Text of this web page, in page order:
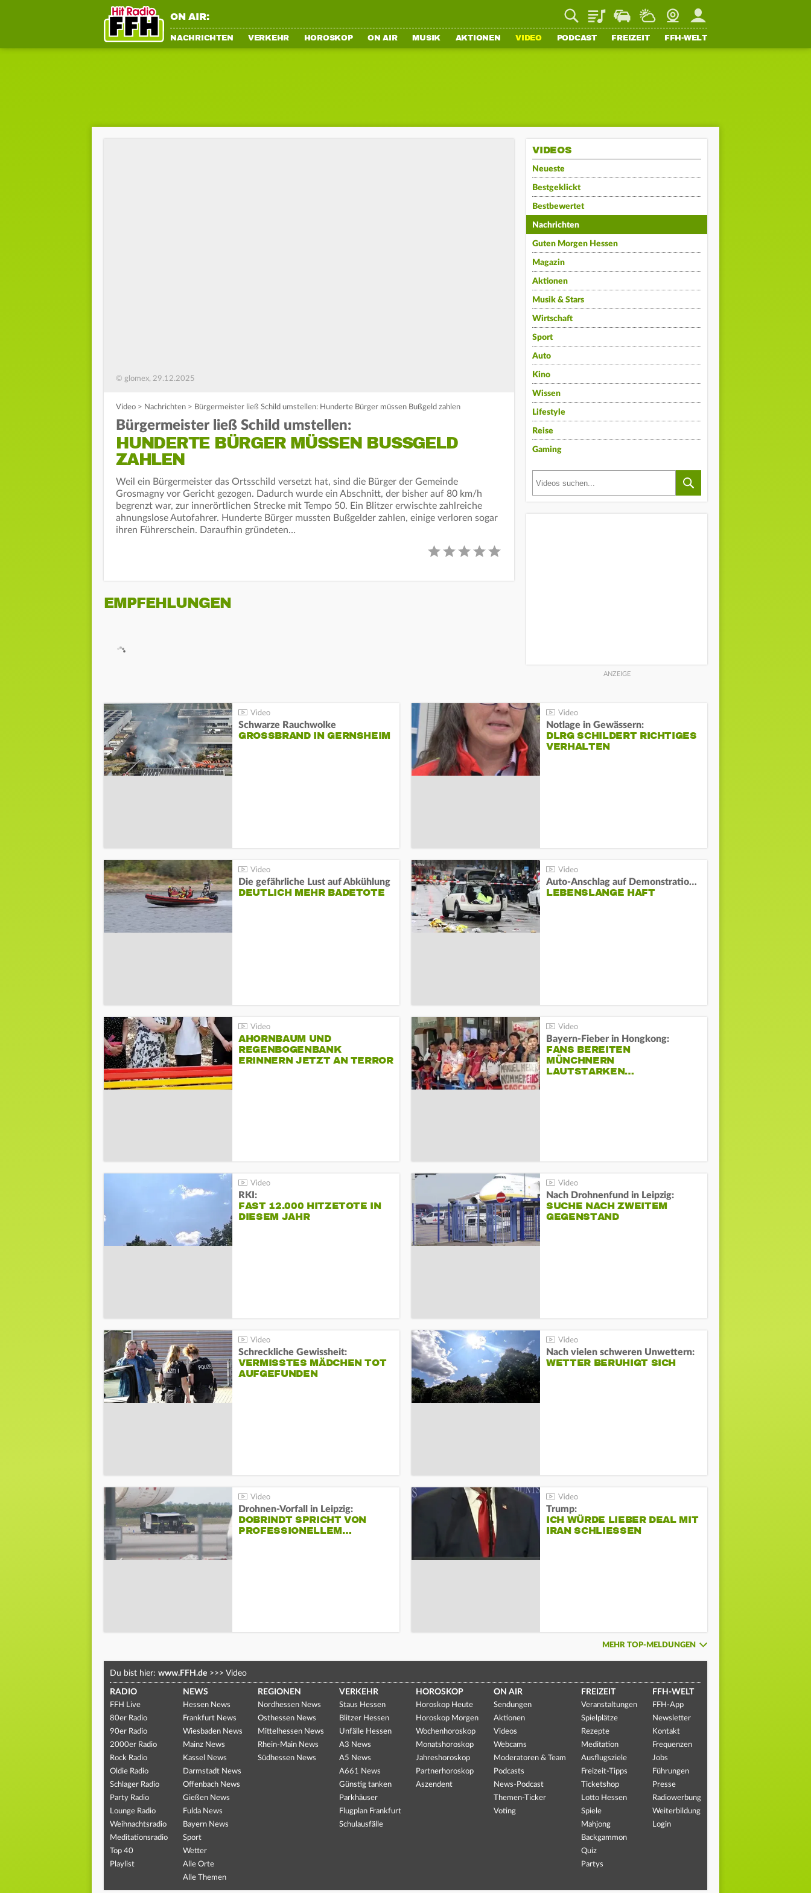
ON AIR: PlaylistStaupilotWetterWebcamMein FFH
NACHRICHTEN VERKEHR HOROSKOP ON AIR MUSIK AKTIONEN VIDEO PODCAST FREIZEIT FFH-WELT
© glomex, 29.12.2025
Video > Nachrichten > Bürgermeister ließ Schild umstellen: Hunderte Bürger müssen Bußgeld zahlen
Bürgermeister ließ Schild umstellen:
HUNDERTE BÜRGER MÜSSEN BUSSGELD Z
AHLEN
Weil ein Bürgermeister das Ortsschild versetzt hat, sind die Bürger der Gemeinde
Grosmagny vor Gericht gezogen. Dadurch wurde ein Abschnitt, der bisher auf 80 km/h
begrenzt war, zur innerörtlichen Strecke mit Tempo 50. Ein Blitzer erwischte zahlreiche
ahnungslose Autofahrer. Hunderte Bürger mussten Bußgelder zahlen, einige verloren sogar
ihren Führerschein. Daraufhin gründeten…
EMPFEHLUNGEN
VIDEOS
Neueste
Bestgeklickt
Bestbewertet
Nachrichten
Guten Morgen Hessen
Magazin
Aktionen
Musik & Stars
Wirtschaft
Sport
Auto
Kino
Wissen
Lifestyle
Reise
Gaming
Schwarze Rauchwolke
GROSSBRAND IN GERNSHEIM
Notlage in Gewässern:
DLRG SCHILDERT RICHTIGES
VERHALTEN
Die gefährliche Lust auf Abkühlung
DEUTLICH MEHR BADETOTE
Auto-Anschlag auf Demonstration in München:
LEBENSLANGE HAFT
AHORNBAUM UND
REGENBOGENBANK
ERINNERN JETZT AN TERROR
Bayern-Fieber in Hongkong:
FANS BEREITEN
MÜNCHNERN
LAUTSTARKEN…
RKI:
FAST 12.000 HITZETOTE IN
DIESEM JAHR
Nach Drohnenfund in Leipzig:
SUCHE NACH ZWEITEM
GEGENSTAND
Schreckliche Gewissheit:
VERMISSTES MÄDCHEN TOT
AUFGEFUNDEN
Nach vielen schweren Unwettern:
WETTER BERUHIGT SICH
Drohnen-Vorfall in Leipzig:
DOBRINDT SPRICHT VON
PROFESSIONELLEM…
Trump:
ICH WÜRDE LIEBER DEAL MIT
IRAN SCHLIESSEN
MEHR TOP-MELDUNGEN
Du bist hier: www.FFH.de >>> Video
RADIO
FFH Live
80er Radio
90er Radio
2000er Radio
Rock Radio
Oldie Radio
Schlager Radio
Party Radio
Lounge Radio
Weihnachtsradio
Meditationsradio
Top 40
Playlist
NEWS
Hessen News
Frankfurt News
Wiesbaden News
Mainz News
Kassel News
Darmstadt News
Offenbach News
Gießen News
Fulda News
Bayern News
Sport
Wetter
Alle Orte
Alle Themen
REGIONEN
Nordhessen News
Osthessen News
Mittelhessen News
Rhein-Main News
Südhessen News
VERKEHR
Staus Hessen
Blitzer Hessen
Unfälle Hessen
A3 News
A5 News
A661 News
Günstig tanken
Parkhäuser
Flugplan Frankfurt
Schulausfälle
HOROSKOP
Horoskop Heute
Horoskop Morgen
Wochenhoroskop
Monatshoroskop
Jahreshoroskop
Partnerhoroskop
Aszendent
ON AIR
Sendungen
Aktionen
Videos
Webcams
Moderatoren & Team
Podcasts
News-Podcast
Themen-Ticker
Voting
FREIZEIT
Veranstaltungen
Spielplätze
Rezepte
Meditation
Ausflugsziele
Freizeit-Tipps
Ticketshop
Lotto Hessen
Spiele
Mahjong
Backgammon
Quiz
Partys
FFH-WELT
FFH-App
Newsletter
Kontakt
Frequenzen
Jobs
Führungen
Presse
Radiowerbung
Weiterbildung
Login